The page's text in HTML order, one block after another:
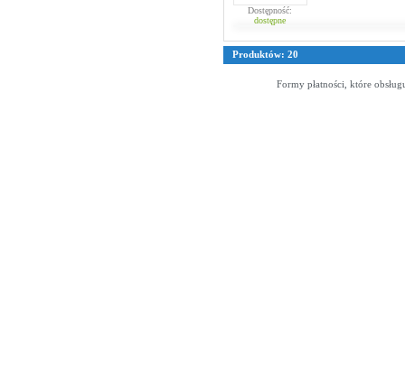
Dostępność:
dostępne
Produktów: 20
Formy płatności, które